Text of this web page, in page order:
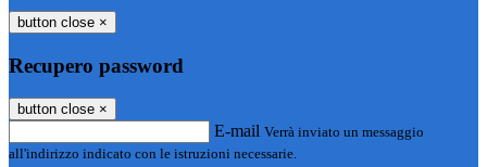
button close ×
Recupero password
button close ×
E-mail Verrà inviato un messaggio
all'indirizzo indicato con le istruzioni necessarie.